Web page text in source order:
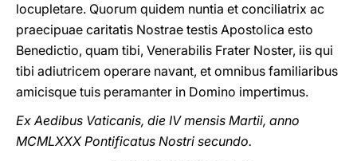
locupletare. Quorum quidem nuntia et conciliatrix ac
praecipuae caritatis Nostrae testis Apostolica esto
Benedictio, quam tibi, Venerabilis Frater Noster, iis qui
tibi adiutricem operare navant, et omnibus familiaribus
amicisque tuis peramanter in Domino impertimus.
Ex Aedibus Vaticanis, die IV mensis Martii, anno
MCMLXXX Pontificatus Nostri secundo.